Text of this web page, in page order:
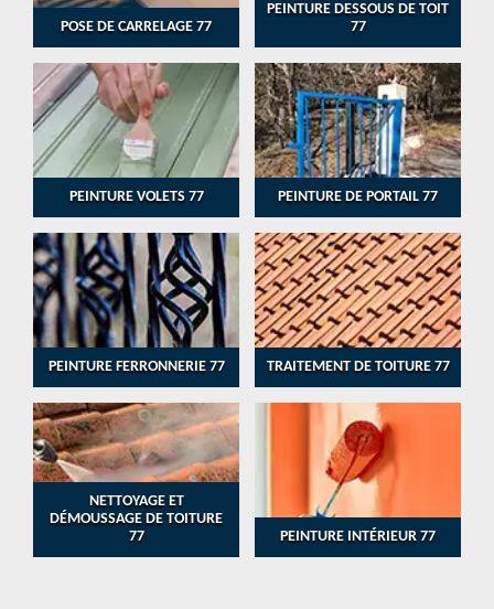
POSE DE CARRELAGE 77
PEINTURE DESSOUS DE TOIT
77
PEINTURE VOLETS 77 PEINTURE DE PORTAIL 77
PEINTURE FERRONNERIE 77 TRAITEMENT DE TOITURE 77
NETTOYAGE ET
DÉMOUSSAGE DE TOITURE
77
PEINTURE INTÉRIEUR 77